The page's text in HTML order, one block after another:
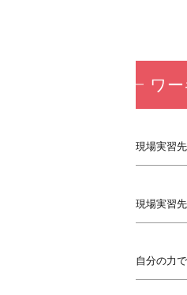
ワ
現場実習
現場実習
自分の力